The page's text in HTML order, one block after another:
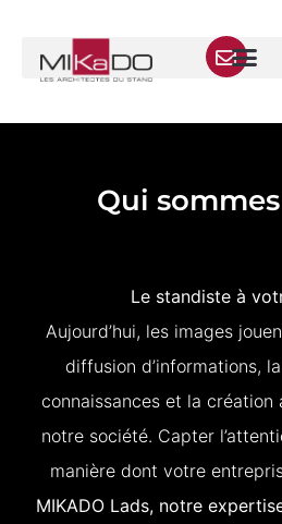
Qui
Le standiste à
Aujourd’hui, les images
diffusion d’informations,
connaissances et la
notre société. Capter
manière dont votre
MIKADO Lads, notre